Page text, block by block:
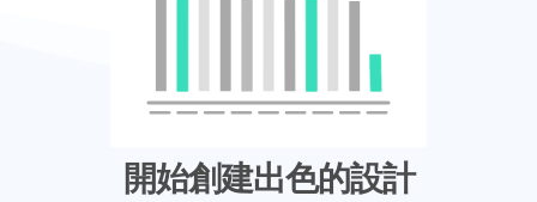
開始創建出色的設計